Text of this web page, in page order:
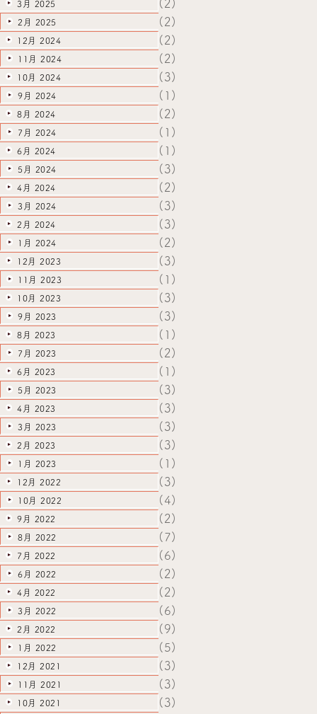
3月 2025 (2)
2月 2025 (2)
12月 2024 (2)
11月 2024 (2)
10月 2024 (3)
9月 2024 (1)
8月 2024 (2)
7月 2024 (1)
6月 2024 (1)
5月 2024 (3)
4月 2024 (2)
3月 2024 (3)
2月 2024 (3)
1月 2024 (2)
12月 2023 (3)
11月 2023 (1)
10月 2023 (3)
9月 2023 (3)
8月 2023 (1)
7月 2023 (2)
6月 2023 (1)
5月 2023 (3)
4月 2023 (3)
3月 2023 (3)
2月 2023 (3)
1月 2023 (1)
12月 2022 (3)
10月 2022 (4)
9月 2022 (2)
8月 2022 (7)
7月 2022 (6)
6月 2022 (2)
4月 2022 (2)
3月 2022 (6)
2月 2022 (9)
1月 2022 (5)
12月 2021 (3)
11月 2021 (3)
10月 2021 (3)